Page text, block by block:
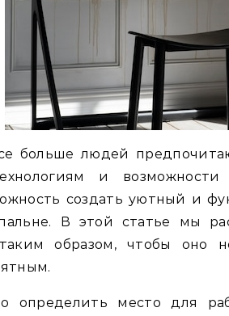
больше людей
и
создать уютный и
В этой статье мы
образом, чтобы оно
определить место для